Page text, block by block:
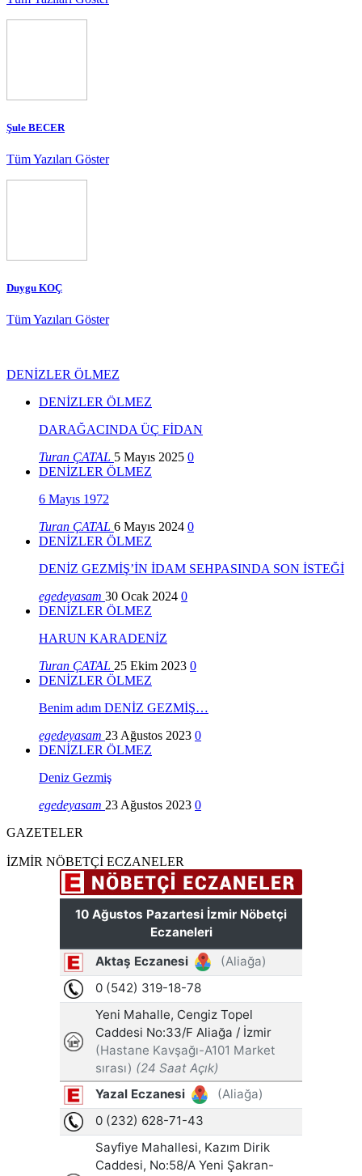
Şule BECER
Tüm Yazıları Göster
Duygu KOÇ
Tüm Yazıları Göster
DENİZLER ÖLMEZ
DENİZLER ÖLMEZ
DARAĞACINDA ÜÇ FİDAN
Turan ÇATAL 5 Mayıs 2025 0
DENİZLER ÖLMEZ
6 Mayıs 1972
Turan ÇATAL 6 Mayıs 2024 0
DENİZLER ÖLMEZ
DENİZ GEZMİŞ’İN İDAM SEHPASINDA SON İSTEĞİ
egedeyasam 30 Ocak 2024 0
DENİZLER ÖLMEZ
HARUN KARADENİZ
Turan ÇATAL 25 Ekim 2023 0
DENİZLER ÖLMEZ
Benim adım DENİZ GEZMİŞ…
egedeyasam 23 Ağustos 2023 0
DENİZLER ÖLMEZ
Deniz Gezmiş
egedeyasam 23 Ağustos 2023 0
GAZETELER
İZMİR NÖBETÇİ ECZANELER